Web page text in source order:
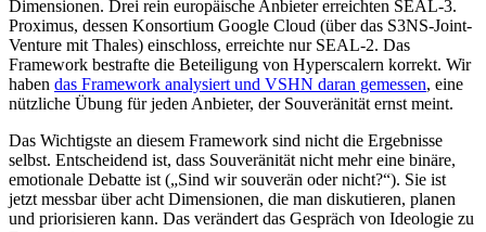
Dimensionen. Drei rein europäische Anbieter erreichten SEAL-3.
Proximus, dessen Konsortium Google Cloud (über das S3NS-Joint-
Venture mit Thales) einschloss, erreichte nur SEAL-2. Das
Framework bestrafte die Beteiligung von Hyperscalern korrekt. Wir
haben das Framework analysiert und VSHN daran gemessen, eine
nützliche Übung für jeden Anbieter, der Souveränität ernst meint.
Das Wichtigste an diesem Framework sind nicht die Ergebnisse
selbst. Entscheidend ist, dass Souveränität nicht mehr eine binäre,
emotionale Debatte ist („Sind wir souverän oder nicht?“). Sie ist
jetzt messbar über acht Dimensionen, die man diskutieren, planen
und priorisieren kann. Das verändert das Gespräch von Ideologie zu